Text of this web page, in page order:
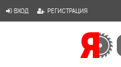
ВХОД РЕГИСТРАЦИЯ